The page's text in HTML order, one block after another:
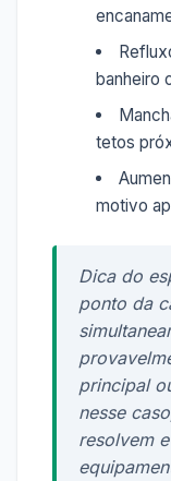
banheiro
tetos
motivo
Dica do
ponto da
principal
nesse
resolvem